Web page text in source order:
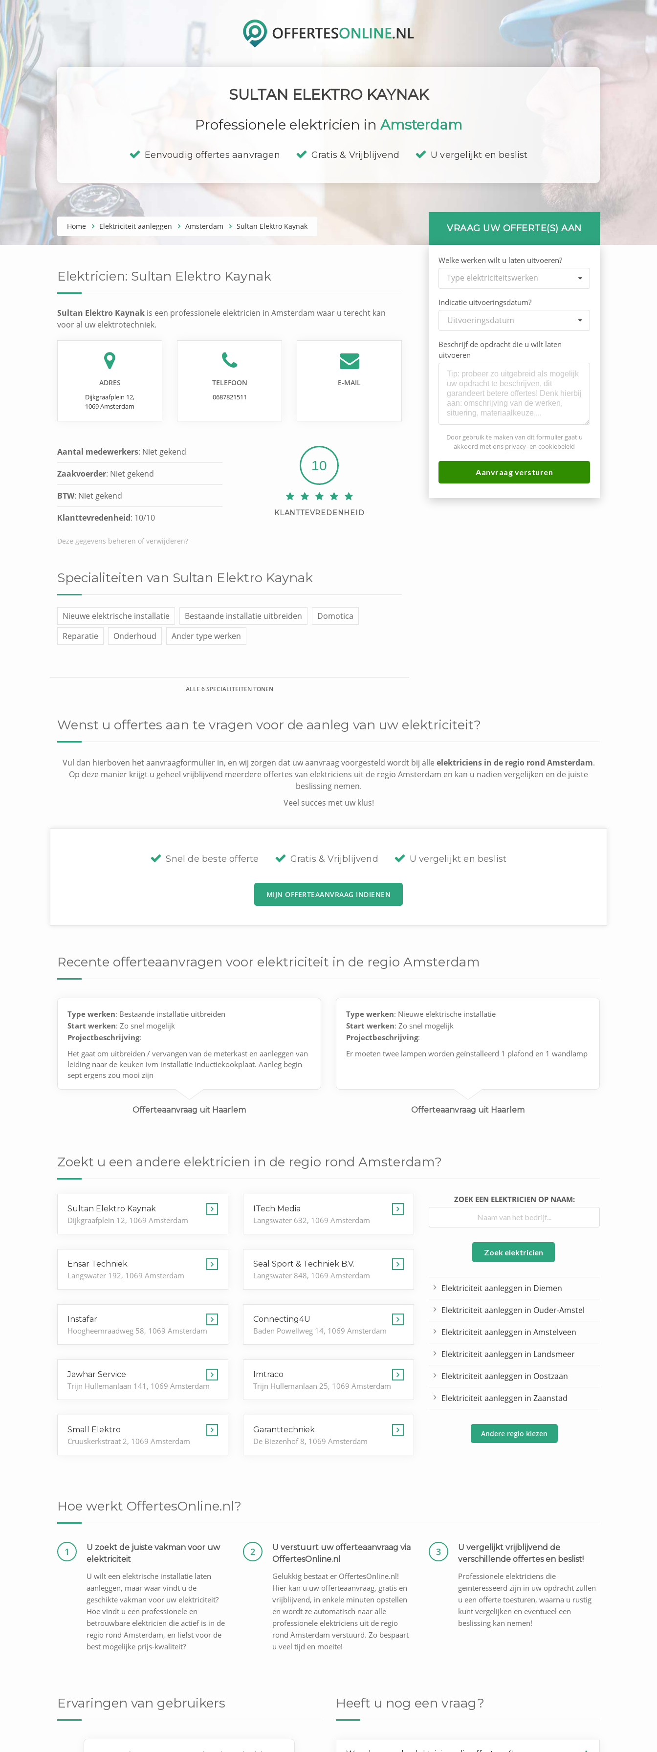
SULTAN ELEKTRO KAYNAK
Professionele elektricien in Amsterdam
Eenvoudig offertes aanvragen Gratis & Vrijblijvend U vergelijkt en beslist
VRAAG UW OFFERTE(S) AAN
Home Elektriciteit aanleggen Amsterdam Sultan Elektro Kaynak
Welke werken wilt u laten uitvoeren?
Type elektriciteitswerken
Indicatie uitvoeringsdatum?
Uitvoeringsdatum
Beschrijf de opdracht die u wilt laten
uitvoeren
Door gebruik te maken van dit formulier gaat u
akkoord met ons privacy- en cookiebeleid
Aanvraag versturen
Elektricien: Sultan Elektro Kaynak
Sultan Elektro Kaynak is een professionele elektricien in Amsterdam waar u terecht kan
voor al uw elektrotechniek.
ADRES
Dijkgraafplein 12,
1069Amsterdam
TELEFOON
0687821511
E-MAIL
Aantal medewerkers: Niet gekend
Zaakvoerder: Niet gekend
BTW: Niet gekend
Klanttevredenheid: 10/10
10
KLANTTEVREDENHEID
Deze gegevens beheren of verwijderen?
Specialiteiten van Sultan Elektro Kaynak
Nieuwe elektrische installatie Bestaande installatie uitbreiden
Domotica
Reparatie
Onderhoud Ander type werken
ALLE 6 SPECIALITEITEN TONEN
Wenst u offertes aan te vragen voor de aanleg van uw elektriciteit?
Vul dan hierboven het aanvraagformulier in, en wij zorgen dat uw aanvraag voorgesteld wordt bij alle elektriciens in de regio rond Amsterdam.
Op deze manier krijgt u geheel vrijblijvend meerdere offertes van elektriciens uit de regio Amsterdam en kan u nadien vergelijken en de juiste
beslissing nemen.
Veel succes met uw klus!
Snel de beste offerte Gratis & Vrijblijvend U vergelijkt en beslist
MIJN OFFERTEAANVRAAG INDIENEN
Recente offerteaanvragen voor elektriciteit in de regio Amsterdam
Type werken: Bestaande installatie uitbreiden
Start werken: Zo snel mogelijk
Projectbeschrijving:
Het gaat om uitbreiden / vervangen van de meterkast en aanleggen van
leiding naar de keuken ivm installatie inductiekookplaat. Aanleg begin
sept ergens zou mooi zijn
Offerteaanvraag uit Haarlem
Type werken: Nieuwe elektrische installatie
Start werken: Zo snel mogelijk
Projectbeschrijving:
Er moeten twee lampen worden geïnstalleerd 1 plafond en 1 wandlamp
Offerteaanvraag uit Haarlem
Zoekt u een andere elektricien in de regio rond Amsterdam?
Sultan Elektro Kaynak
Dijkgraafplein 12, 1069 Amsterdam
ITech Media
Langswater 632, 1069 Amsterdam
Ensar Techniek
Langswater 192, 1069 Amsterdam
Seal Sport & Techniek B.V.
Langswater 848, 1069 Amsterdam
Instafar
Hoogheemraadweg 58, 1069 Amsterdam
Connecting4U
Baden Powellweg 14, 1069 Amsterdam
Jawhar Service
Trijn Hullemanlaan 141, 1069 Amsterdam
Imtraco
Trijn Hullemanlaan 25, 1069 Amsterdam
Small Elektro
Cruuskerkstraat 2, 1069 Amsterdam
Garanttechniek
De Biezenhof 8, 1069 Amsterdam
ZOEK EEN ELEKTRICIEN OP NAAM:
Zoek elektricien
Elektriciteit aanleggen in Diemen
Elektriciteit aanleggen in Ouder-Amstel
Elektriciteit aanleggen in Amstelveen
Elektriciteit aanleggen in Landsmeer
Elektriciteit aanleggen in Oostzaan
Elektriciteit aanleggen in Zaanstad
Andere regio kiezen
Hoe werkt OffertesOnline.nl?
1
U zoekt de juiste vakman voor uw
elektriciteit
U wilt een elektrische installatie laten
aanleggen, maar waar vindt u de
geschikte vakman voor uw elektriciteit?
Hoe vindt u een professionele en
betrouwbare elektricien die actief is in de
regio rond Amsterdam, en liefst voor de
best mogelijke prijs-kwaliteit?
2
U verstuurt uw offerteaanvraag via
OffertesOnline.nl
Gelukkig bestaat er OffertesOnline.nl!
Hier kan u uw offerteaanvraag, gratis en
vrijblijvend, in enkele minuten opstellen
en wordt ze automatisch naar alle
professionele elektriciens uit de regio
rond Amsterdam verstuurd. Zo bespaart
u veel tijd en moeite!
3
U vergelijkt vrijblijvend de
verschillende offertes en beslist!
Professionele elektriciens die
geïnteresseerd zijn in uw opdracht zullen
u een offerte toesturen, waarna u rustig
kunt vergelijken en eventueel een
beslissing kan nemen!
Ervaringen van gebruikers Heeft u nog een vraag?